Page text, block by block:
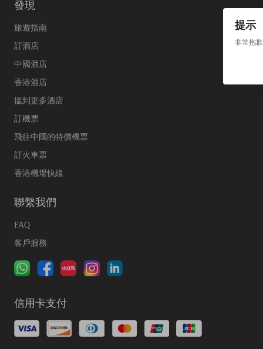
提示
非常抱
發現
旅遊指南
訂酒店
中國酒店
香港酒店
搵到更多酒店
訂機票
飛往中國的特價機票
訂火車票
香港機場快線
聯繫我們
FAQ
客戶服務
信用卡支付